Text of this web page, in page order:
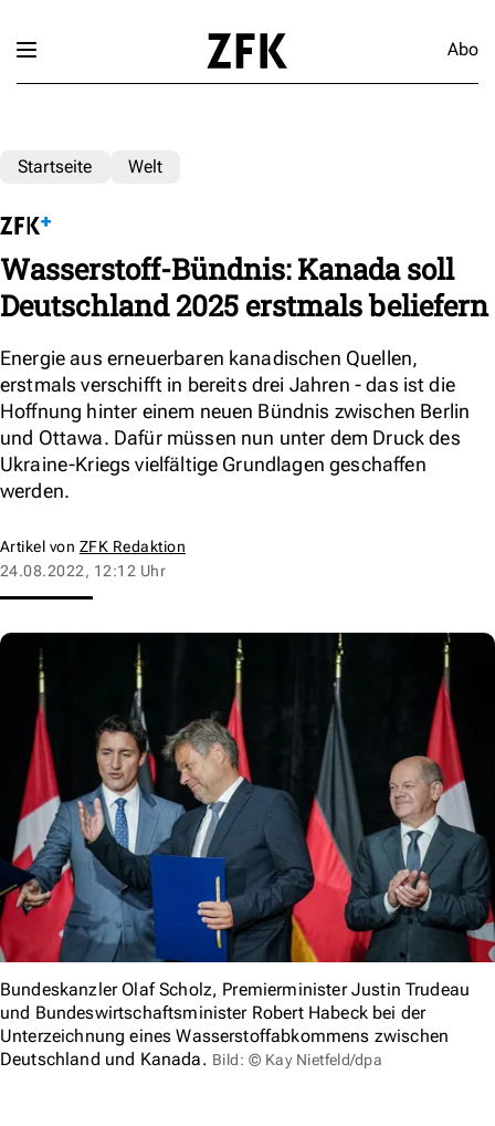
Abo
Startseite Welt
Wasserstoff-Bündnis: Kanada soll
Deutschland 2025 erstmals beliefern
Energie aus erneuerbaren kanadischen Quellen,
erstmals verschifft in bereits drei Jahren - das ist die
Hoffnung hinter einem neuen Bündnis zwischen Berlin
und Ottawa. Dafür müssen nun unter dem Druck des
Ukraine-Kriegs vielfältige Grundlagen geschaffen
werden.
Artikel von ZFK Redaktion
24.08.2022, 12:12 Uhr
Bundeskanzler Olaf Scholz, Premierminister Justin Trudeau
und Bundeswirtschaftsminister Robert Habeck bei der
Unterzeichnung eines Wasserstoffabkommens zwischen
Deutschland und Kanada. Bild: © Kay Nietfeld/dpa